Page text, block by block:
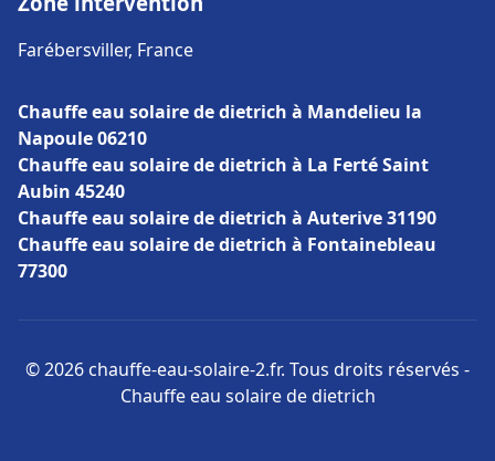
Farébersviller, France
Chauffe eau solaire de dietrich à Mandelieu la
Napoule 06210
Chauffe eau solaire de dietrich à La Ferté Saint
Aubin 45240
Chauffe eau solaire de dietrich à Auterive 31190
Chauffe eau solaire de dietrich à Fontainebleau
77300
© 2026 chauffe-eau-solaire-2.fr. Tous droits réservés -
Chauffe eau solaire de dietrich